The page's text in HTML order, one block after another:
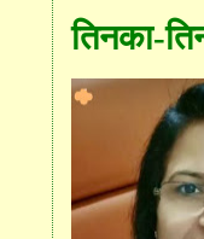
तिनका-